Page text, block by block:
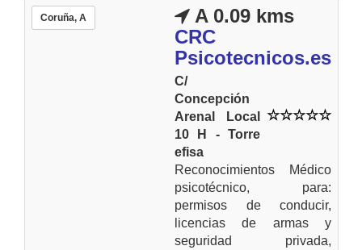
Coruña, A
A 0.09 kms
CRC
Psicotecnicos.es
C/
Concepción
Arenal Local
10 H - Torre
efisa
Reconocimientos Médico
psicotécnico, para:
permisos de conducir,
licencias de armas y
seguridad privada,